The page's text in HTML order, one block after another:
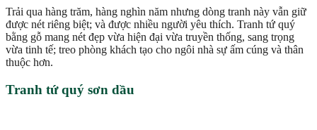
Trải qua hàng trăm, hàng nghìn năm nhưng dòng tranh này vẫn giữ
được nét riêng biệt; và được nhiều người yêu thích. Tranh tứ quý
bằng gỗ mang nét đẹp vừa hiện đại vừa truyền thống, sang trọng
vừa tinh tế; treo phòng khách tạo cho ngôi nhà sự ấm cúng và thân
thuộc hơn.
Tranh tứ quý sơn dầu